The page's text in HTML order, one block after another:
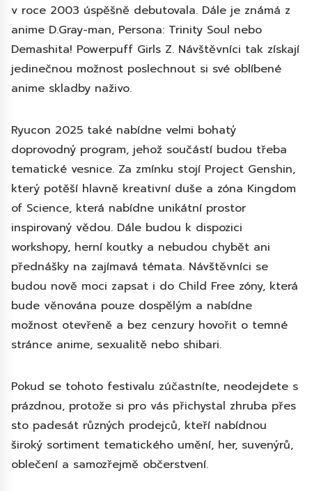
v roce 2003 úspěšně debutovala. Dále je známá z
anime D.Gray-man, Persona: Trinity Soul nebo
Demashita! Powerpuff Girls Z. Návštěvníci tak získají
jedinečnou možnost poslechnout si své oblíbené
anime skladby naživo.
Ryucon 2025 také nabídne velmi bohatý
doprovodný program, jehož součástí budou třeba
tematické vesnice. Za zmínku stojí Project Genshin,
který potěší hlavně kreativní duše a zóna Kingdom
of Science, která nabídne unikátní prostor
inspirovaný vědou. Dále budou k dispozici
workshopy, herní koutky a nebudou chybět ani
přednášky na zajímavá témata. Návštěvníci se
budou nově moci zapsat i do Child Free zóny, která
bude věnována pouze dospělým a nabídne
možnost otevřeně a bez cenzury hovořit o temné
stránce anime, sexualitě nebo shibari.
Pokud se tohoto festivalu zúčastníte, neodejdete s
prázdnou, protože si pro vás přichystal zhruba přes
sto padesát různých prodejců, kteří nabídnou
široký sortiment tematického umění, her, suvenýrů,
oblečení a samozřejmě občerstvení.